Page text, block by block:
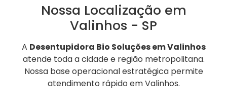
Nossa Localização em
Valinhos - SP
A Desentupidora Bio Soluções em Valinhos
atende toda a cidade e região metropolitana.
Nossa base operacional estratégica permite
atendimento rápido em Valinhos.